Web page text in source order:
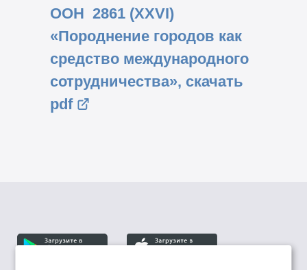
ООН 2861 (XXVI)
«Породнение городов как
средство международного
сотрудничества», скачать
pdf